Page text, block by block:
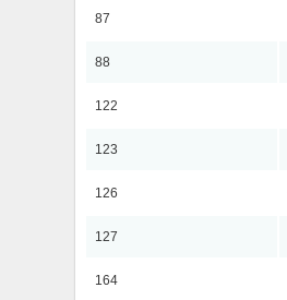
87
88
122
123
126
127
164